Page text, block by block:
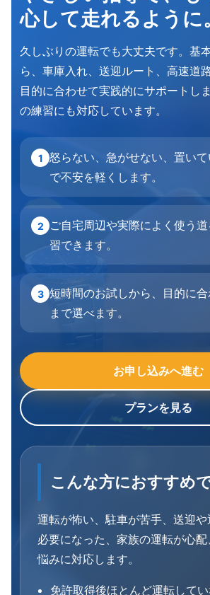
心して走れるように。
久しぶりの運転でも大丈夫です。基
ら、車庫入れ、送迎ルート、高速道
目的に合わせて実践的にサポートし
の練習にも対応しています。
1 怒らない、急がせない、置い
で不安を軽くします。
2
ご自宅周辺や実際によく使う
習できます。
3 短時間のお試しから、目的に
まで選べます。
お申し込みへ進む
プランを見る
こんな方におすすめ
運転が怖い、駐車が苦手、送迎
必要になった、家族の運転が心
悩みに対応します。
免許取得後ほとんど運転して